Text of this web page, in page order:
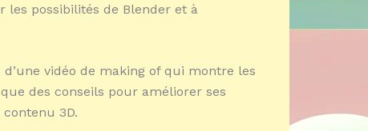
possibilités de Blender et à
vidéo de making of qui montre les
des conseils pour améliorer ses
3D.